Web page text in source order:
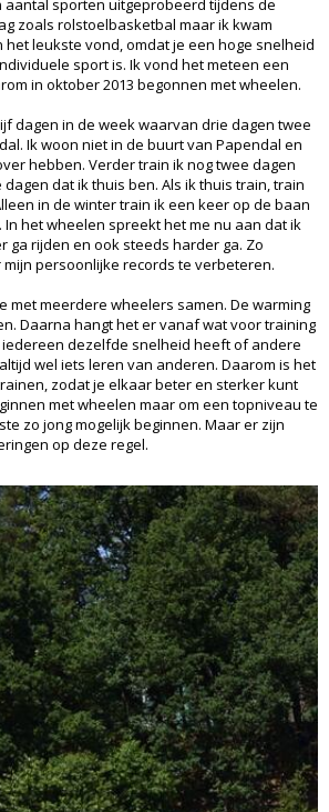
aantal sporten uitgeprobeerd tijdens de
zoals rolstoelbasketbal maar ik kwam
leukste vond, omdat je een hoge snelheid
sport is. Ik vond het meteen een
in oktober 2013 begonnen met wheelen.
dagen in de week waarvan drie dagen twee
Ik woon niet in de buurt van Papendal en
hebben. Verder train ik nog twee dagen
dat ik thuis ben. Als ik thuis train, train
in de winter train ik een keer op de baan
het wheelen spreekt het me nu aan dat ik
ga rijden en ook steeds harder ga. Zo
persoonlijke records te verbeteren.
met meerdere wheelers samen. De warming
Daarna hangt het er vanaf wat voor training
dezelfde snelheid heeft of andere
wel iets leren van anderen. Daarom is het
zodat je elkaar beter en sterker kunt
met wheelen maar om een topniveau te
zo jong mogelijk beginnen. Maar er zijn
op deze regel.